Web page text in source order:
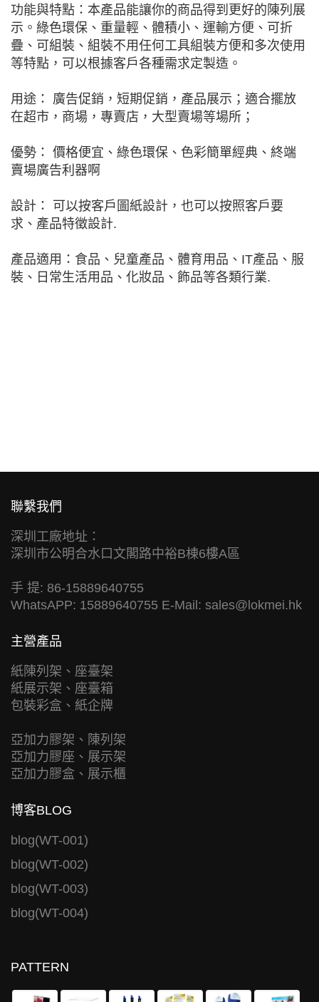
功能與特點：本產品能讓你的商品得到更好的陳列展
示。綠色環保、重量輕、體積小、運輸方便、可折
疊、可組裝、組裝不用任何工具組裝方便和多次使用
等特點，可以根據客戶各種需求定製造。
用途： 廣告促銷，短期促銷，產品展示；適合擺放
在超市，商場，專賣店，大型賣場等場所；
優勢： 價格便宜、綠色環保、色彩簡單經典、終端
賣場廣告利器啊
設計： 可以按客戶圖紙設計，也可以按照客戶要
求、產品特徵設計.
產品適用：食品、兒童產品、體育用品、IT產品、服
裝、日常生活用品、化妝品、飾品等各類行業.
聯繫我們
深圳工廠地址：
深圳市公明合水口文閣路中裕B棟6樓A區
手 提: 86-15889640755
WhatsAPP: 15889640755 E-Mail: sales@lokmei.hk
主營產品
紙陳列架、座臺架
紙展示架、座臺箱
包裝彩盒、紙企牌
亞加力膠架、陳列架
亞加力膠座、展示架
亞加力膠盒、展示櫃
博客BLOG
blog(WT-001)
blog(WT-002)
blog(WT-003)
blog(WT-004)
PATTERN